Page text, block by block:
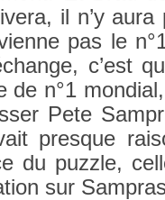
il n’y aura
pas le
c’est
n°1 mon­di­al,
Pete
pre­sque
du puzzle,
sur